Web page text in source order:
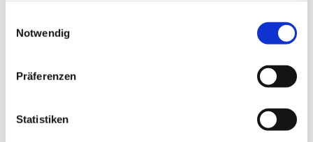
Notwendig
Präferenzen
Statistiken
Mehr Infos